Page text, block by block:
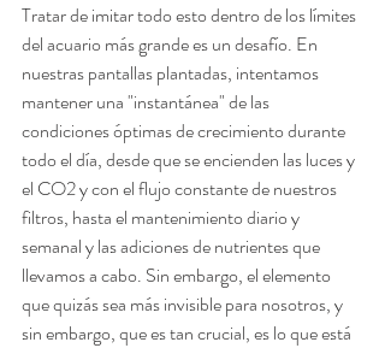
Tratar de imitar todo esto dentro de los límites
del acuario más grande es un desafío. En
nuestras pantallas plantadas, intentamos
mantener una "instantánea" de las
condiciones óptimas de crecimiento durante
todo el día, desde que se encienden las luces y
el CO2 y con el flujo constante de nuestros
filtros, hasta el mantenimiento diario y
semanal y las adiciones de nutrientes que
llevamos a cabo. Sin embargo, el elemento
que quizás sea más invisible para nosotros, y
sin embargo, que es tan crucial, es lo que está